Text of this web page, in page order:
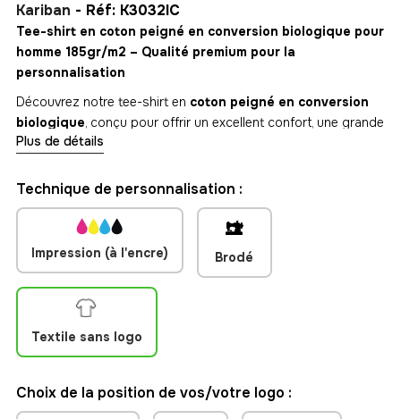
Kariban - Réf: K3032IC
Tee-shirt en coton peigné en conversion biologique pour
homme 185gr/m2 – Qualité premium pour la
personnalisation
Découvrez notre tee-shirt en coton peigné en conversion
biologique, conçu pour offrir un excellent confort, une grande
durabilité et une finition de qualité supérieure. Grâce à son
recommandé pour labroderie textile, garantissant un rendu
net et professionnel de vos logos et visuels.
Disponible dans un large choix de
couleurs
tee-shirt s'adapte aussi bien aux besoins des entreprises,
associations, événements ou marques de vêtements. Son tissu
épais et résistant assure une excellente tenue dans le temps,
même après de nombreux lavages.
Doté d'une conception
visible, il constitue une base idéale pour développer votre
propre collection textile ou renforcer l'identité de votre
Plus de détails
Technique de personnalisation :
Impression (à l'encre) Brodé
Textile sans logo
Choix de la position de vos/votre logo :